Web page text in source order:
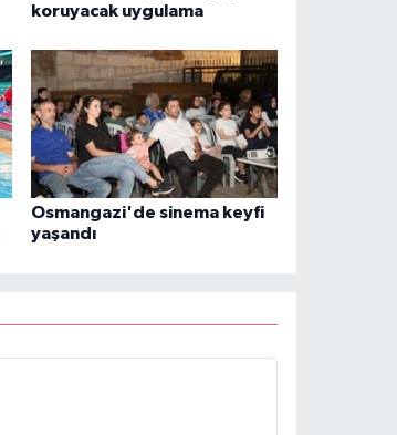
koruyacak uygulama
Osmangazi'de sinema keyfi
yaşandı